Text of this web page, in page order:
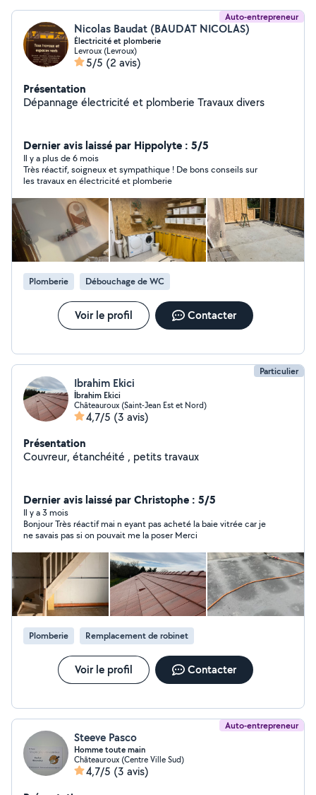
Auto-entrepreneur
Nicolas Baudat (BAUDAT NICOLAS)
Électricité et plomberie
Levroux (Levroux)
5/5 (2 avis)
Présentation
Dépannage électricité et plomberie Travaux divers
Dernier avis laissé par Hippolyte : 5/5
Il y a plus de 6 mois
Très réactif, soigneux et sympathique ! De bons conseils sur
les travaux en électricité et plomberie
Plomberie Débouchage de WC
Voir le profil Contacter
Particulier
Ibrahim Ekici
İbrahim Ekici
Châteauroux (Saint-Jean Est et Nord)
4,7/5 (3 avis)
Présentation
Couvreur, étanchéité , petits travaux
Dernier avis laissé par Christophe : 5/5
Il y a 3 mois
Bonjour Très réactif mai n eyant pas acheté la baie vitrée car je
ne savais pas si on pouvait me la poser Merci
Plomberie Remplacement de robinet
Voir le profil Contacter
Auto-entrepreneur
Steeve Pasco
Homme toute main
Châteauroux (Centre Ville Sud)
4,7/5 (3 avis)